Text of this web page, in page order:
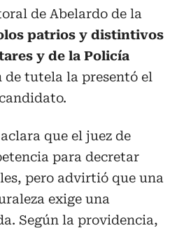
de Abelardo de la
patrios y distintivos
y de la Policía
de tutela la presentó el
que el juez de
para decretar
pero advirtió que una
exige una
Según la providencia,